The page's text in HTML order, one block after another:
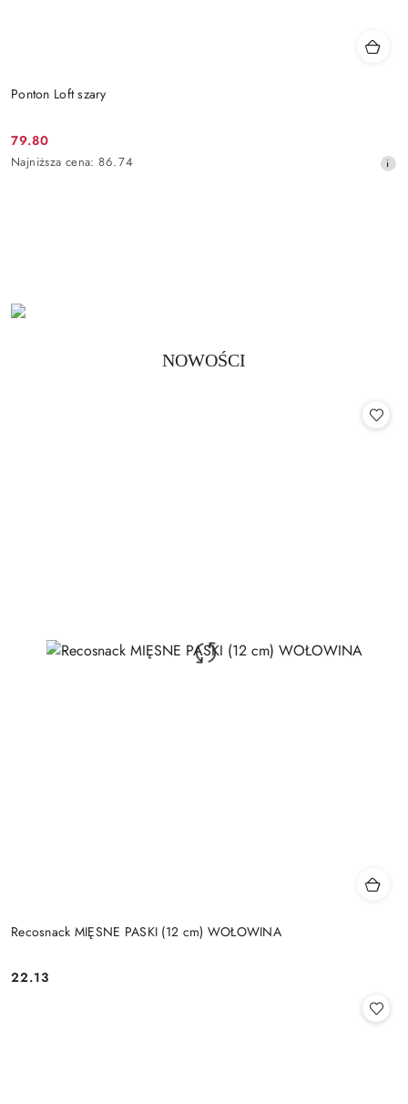
Ponton Loft szary
Cena
promocyjna:
79.80
Najniższa
Najniższa cena: 86.74
Pomiń karuzelę produktów
Produkty
NOWOŚCI
Recosnack MIĘSNE PASKI (12 cm) WOŁOWINA
Cena:
22.13